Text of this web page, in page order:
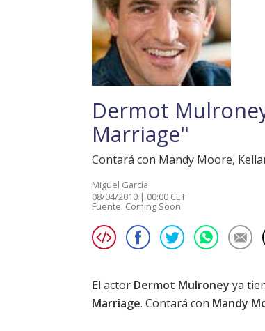
Dermot
Marriage"
Contará con Mandy Moore,
Miguel García
08/04/2010 | 00:00 CET
Fuente: Coming Soon
El actor Dermot Mulroney ya
Marriage. Contará con Mandy